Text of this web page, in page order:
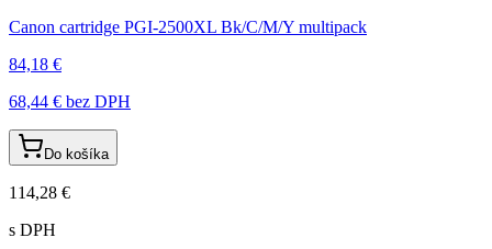
Canon cartridge PGI-2500XL Bk/C/M/Y multipack
84,18 €
68,44 € bez DPH
Do košíka
114,28 €
s DPH